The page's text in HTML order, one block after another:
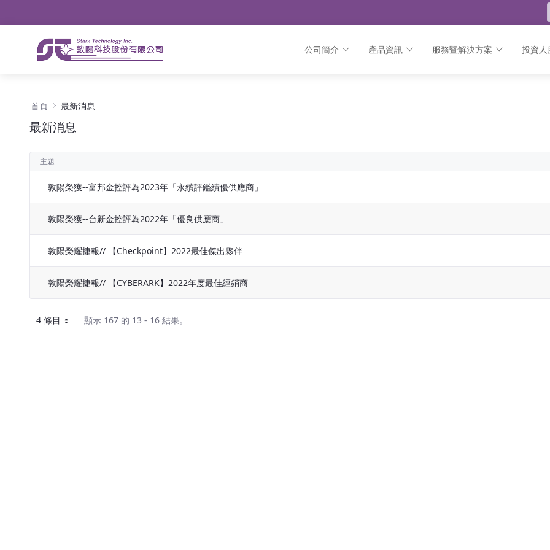
公司簡介 產品資訊 服務暨解決方案 投資人
首頁 最新消息
最新消息
主題
敦陽榮獲--富邦金控評為2023年「永續評鑑績優供應商」
敦陽榮獲--台新金控評為2022年「優良供應商」
敦陽榮耀捷報// 【Checkpoint】2022最佳傑出夥伴
敦陽榮耀捷報// 【CYBERARK】2022年度最佳經銷商
4 條目每頁 顯示 167 的 13 - 16 結果。